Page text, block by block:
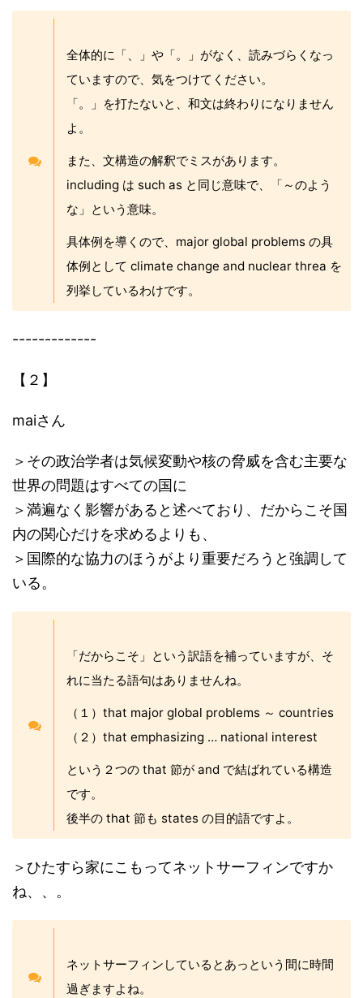
全体的に「、」や「。」がなく、読みづらくなっ
ていますので、気をつけてください。
「。」を打たないと、和文は終わりになりません
よ。
また、文構造の解釈でミスがあります。
including は such as と同じ意味で、「～のよう
な」という意味。
具体例を導くので、major global problems の具
体例として climate change and nuclear threa を
列挙しているわけです。
-------------
【２】
maiさん
＞その政治学者は気候変動や核の脅威を含む主要な
世界の問題はすべての国に
＞満遍なく影響があると述べており、だからこそ国
内の関心だけを求めるよりも、
＞国際的な協力のほうがより重要だろうと強調して
いる。
「だからこそ」という訳語を補っていますが、そ
れに当たる語句はありませんね。
（１）that major global problems ～ countries
（２）that emphasizing … national interest
という２つの that 節が and で結ばれている構造
です。
後半の that 節も states の目的語ですよ。
＞ひたすら家にこもってネットサーフィンですか
ね、、。
ネットサーフィンしているとあっという間に時間
過ぎますよね。